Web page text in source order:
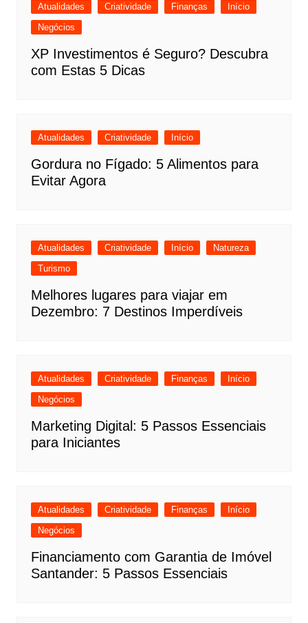
Atualidades Criatividade Finanças
Início
Negócios
XP Investimentos é Seguro? Descubra
com Estas 5 Dicas
Atualidades Criatividade Início
Gordura no Fígado: 5 Alimentos para
Evitar Agora
Atualidades Criatividade Início
Natureza
Turismo
Melhores lugares para viajar em
Dezembro: 7 Destinos Imperdíveis
Atualidades Criatividade Finanças
Início
Negócios
Marketing Digital: 5 Passos Essenciais
para Iniciantes
Atualidades Criatividade Finanças
Início
Negócios
Financiamento com Garantia de Imóvel
Santander: 5 Passos Essenciais